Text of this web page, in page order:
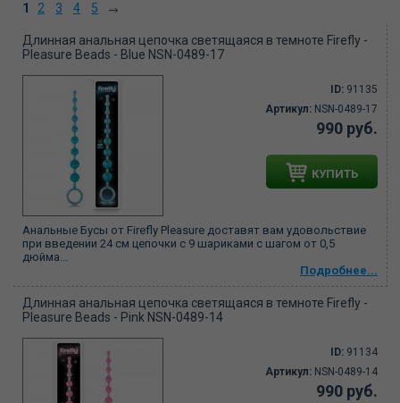
1 2 3 4 5
Длинная анальная цепочка светящаяся в темноте Firefly -
Pleasure Beads - Blue NSN-0489-17
ID: 91135
Артикул: NSN-0489-17
990 руб.
КУПИТЬ
Анальные Бусы от Firefly Pleasure доставят вам удовольствие
при введении 24 см цепочки с 9 шариками с шагом от 0,5
дюйма...
Подробнее...
Длинная анальная цепочка светящаяся в темноте Firefly -
Pleasure Beads - Pink NSN-0489-14
ID: 91134
Артикул: NSN-0489-14
990 руб.